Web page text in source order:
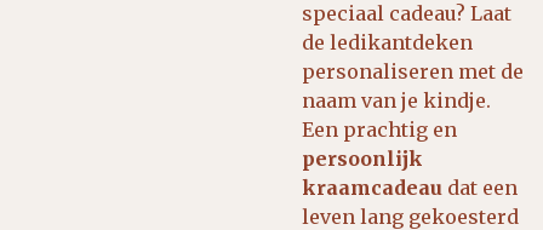
speciaal cadeau? Laat
de ledikantdeken
personaliseren met de
naam van je kindje.
Een prachtig en
persoonlijk
kraamcadeau dat een
leven lang gekoesterd